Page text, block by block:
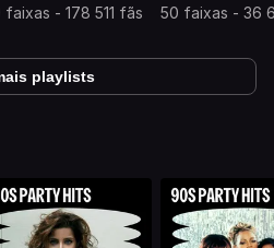
faixas - 178 511 fãs 50 faixas - 36
playlists